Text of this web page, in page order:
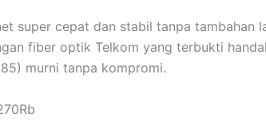
super cepat dan stabil tanpa tambahan
fiber optik Telkom yang terbukti
murni tanpa kompromi.